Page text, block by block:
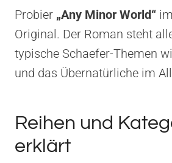
Probier „Any Minor World“
Original. Der Roman steht
typische Schaefer-Themen
und das Übernatürliche im
Reihen und
erklärt